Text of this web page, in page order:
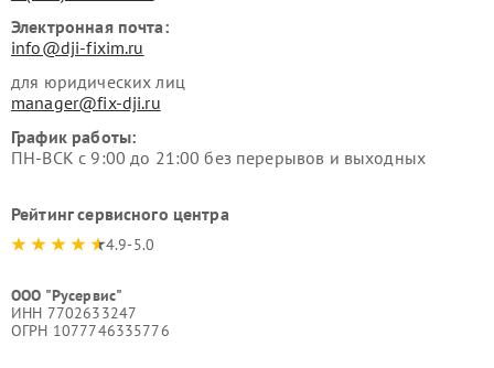
Электронная почта:
info@dji-fixim.ru
для юридических лиц
manager@fix-dji.ru
График работы:
ПН-ВСК с 9:00 до 21:00 без перерывов и выходных
Рейтинг сервисного центра
4.9-5.0
ООО "Русервис"
ИНН 7702633247
ОГРН 1077746335776